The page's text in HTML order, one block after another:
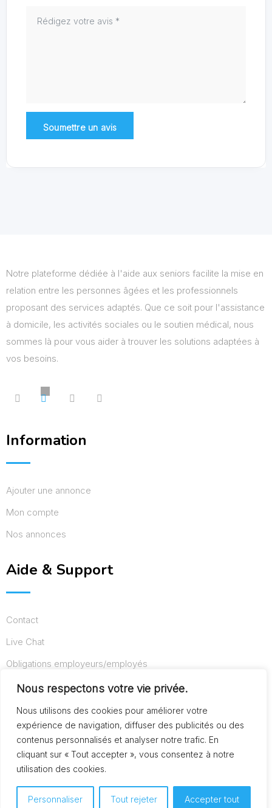
Nous respectons votre vie privée.
Nous utilisons des cookies pour améliorer votre
expérience de navigation, diffuser des publicités ou des
contenus personnalisés et analyser notre trafic. En
cliquant sur « Tout accepter », vous consentez à notre
utilisation des cookies.
Personnaliser Tout rejeter Accepter tout
Notre plateforme dédiée à l'aide aux seniors facilite la mise en
relation entre les personnes âgées et les professionnels
proposant des services adaptés. Que ce soit pour l'assistance
à domicile, les activités sociales ou le soutien médical, nous
sommes là pour vous aider à trouver les solutions adaptées à
vos besoins.
Information
Ajouter une annonce
Mon compte
Nos annonces
Aide & Support
Contact
Live Chat
Obligations employeurs/employés
Conditions d’utilisation
Mentions légales
© Copyright AideAuxSeniors.fr 2024. Designed and
Developed by